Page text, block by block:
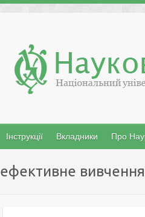
Інструкції Вкладники Про
ефективне вивчення